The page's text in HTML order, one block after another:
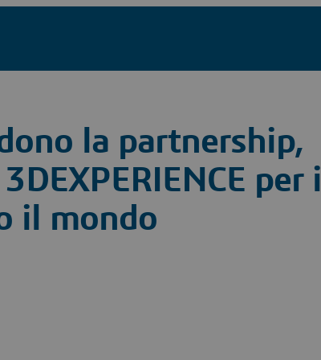
la partnership,
per i
il mondo